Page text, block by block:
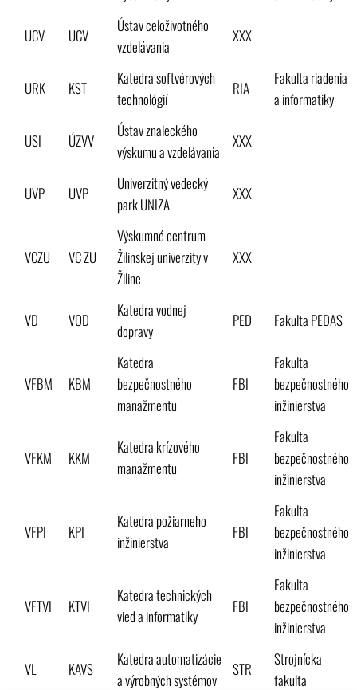
UCV UCV
Ústav celoživotného
vzdelávania
XXX
URK KST
Katedra softvérových
technológií
RIA
Fakulta riadenia
a informatiky
USI ÚZVV
Ústav znaleckého
výskumu a vzdelávania
XXX
UVP UVP
Univerzitný vedecký
park UNIZA
XXX
VCZU VC ZU
Výskumné centrum
Žilinskej univerzity v
Žiline
XXX
VD VOD
Katedra vodnej
dopravy
PED Fakulta PEDAS
VFBM KBM
Katedra
bezpečnostného
manažmentu
FBI
Fakulta
bezpečnostného
inžinierstva
VFKM KKM
Katedra krízového
manažmentu
FBI
Fakulta
bezpečnostného
inžinierstva
VFPI KPI
Katedra požiarneho
inžinierstva
FBI
Fakulta
bezpečnostného
inžinierstva
VFTVI KTVI
Katedra technických
vied a informatiky
FBI
Fakulta
bezpečnostného
inžinierstva
VL KAVS
Katedra automatizácie
a výrobných systémov
STR
Strojnícka
fakulta